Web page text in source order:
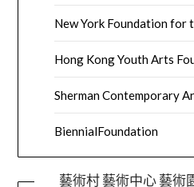
New York Foundation for
Hong Kong Youth Arts
Sherman Contemporary
BiennialFoundation
藝術村 藝術中心 藝術